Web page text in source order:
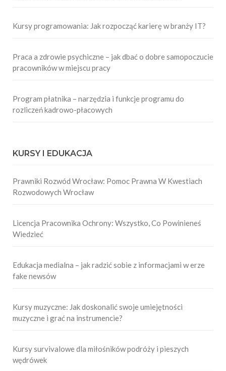
Kursy programowania: Jak rozpocząć karierę w branży IT?
Praca a zdrowie psychiczne – jak dbać o dobre samopoczucie
pracowników w miejscu pracy
Program płatnika – narzędzia i funkcje programu do
rozliczeń kadrowo-płacowych
KURSY I EDUKACJA
Prawniki Rozwód Wrocław: Pomoc Prawna W Kwestiach
Rozwodowych Wrocław
Licencja Pracownika Ochrony: Wszystko, Co Powinieneś
Wiedzieć
Edukacja medialna – jak radzić sobie z informacjami w erze
fake newsów
Kursy muzyczne: Jak doskonalić swoje umiejętności
muzyczne i grać na instrumencie?
Kursy survivalowe dla miłośników podróży i pieszych
wędrówek